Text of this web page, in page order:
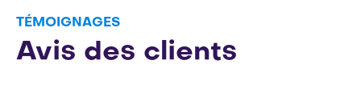
TÉMOIGNAGES
Avis des clients